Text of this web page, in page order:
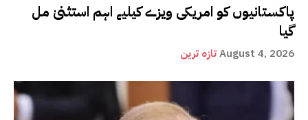
پاکستانیوں کو امریکی ویزے کیلیے اہم استثنیٰ مل
گیا
تازہ ترینAugust 4, 2026